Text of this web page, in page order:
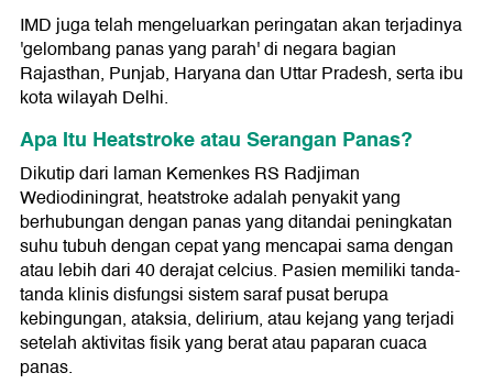
IMD juga telah mengeluarkan peringatan akan terjadinya
'gelombang panas yang parah' di negara bagian
Rajasthan, Punjab, Haryana dan Uttar Pradesh, serta ibu
kota wilayah Delhi.
Apa Itu Heatstroke atau Serangan Panas?
Dikutip dari laman Kemenkes RS Radjiman
Wediodiningrat, heatstroke adalah penyakit yang
berhubungan dengan panas yang ditandai peningkatan
suhu tubuh dengan cepat yang mencapai sama dengan
atau lebih dari 40 derajat celcius. Pasien memiliki tanda-
tanda klinis disfungsi sistem saraf pusat berupa
kebingungan, ataksia, delirium, atau kejang yang terjadi
setelah aktivitas fisik yang berat atau paparan cuaca
panas.